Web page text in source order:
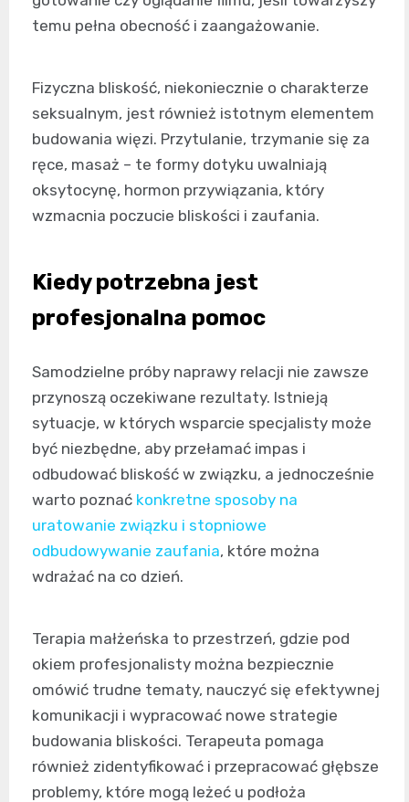
temu pełna obecność i zaangażowanie.
Fizyczna bliskość, niekoniecznie o charakterze
seksualnym, jest również istotnym elementem
budowania więzi. Przytulanie, trzymanie się za
ręce, masaż – te formy dotyku uwalniają
oksytocynę, hormon przywiązania, który
wzmacnia poczucie bliskości i zaufania.
Kiedy potrzebna jest
profesjonalna pomoc
Samodzielne próby naprawy relacji nie zawsze
przynoszą oczekiwane rezultaty. Istnieją
sytuacje, w których wsparcie specjalisty może
być niezbędne, aby przełamać impas i
odbudować bliskość w związku, a jednocześnie
warto poznać konkretne sposoby na
uratowanie związku i stopniowe
odbudowywanie zaufania, które można
wdrażać na co dzień.
Terapia małżeńska to przestrzeń, gdzie pod
okiem profesjonalisty można bezpiecznie
omówić trudne tematy, nauczyć się efektywnej
komunikacji i wypracować nowe strategie
budowania bliskości. Terapeuta pomaga
również zidentyfikować i przepracować głębsze
problemy, które mogą leżeć u podłoża